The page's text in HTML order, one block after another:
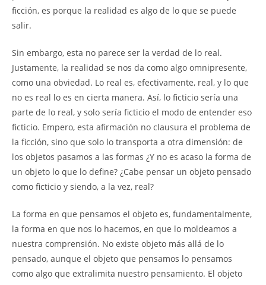
ficción, es porque la realidad es algo de lo que se puede
salir.
Sin embargo, esta no parece ser la verdad de lo real.
Justamente, la realidad se nos da como algo omnipresente,
como una obviedad. Lo real es, efectivamente, real, y lo que
no es real lo es en cierta manera. Así, lo ficticio sería una
parte de lo real, y solo sería ficticio el modo de entender eso
ficticio. Empero, esta afirmación no clausura el problema de
la ficción, sino que solo lo transporta a otra dimensión: de
los objetos pasamos a las formas ¿Y no es acaso la forma de
un objeto lo que lo define? ¿Cabe pensar un objeto pensado
como ficticio y siendo, a la vez, real?
La forma en que pensamos el objeto es, fundamentalmente,
la forma en que nos lo hacemos, en que lo moldeamos a
nuestra comprensión. No existe objeto más allá de lo
pensado, aunque el objeto que pensamos lo pensamos
como algo que extralimita nuestro pensamiento. El objeto